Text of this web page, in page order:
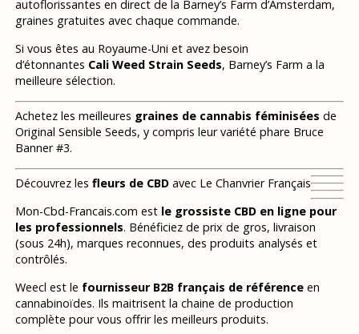
autoflorissantes en direct de la Barney’s Farm d’Amsterdam,
graines gratuites avec chaque commande.
Si vous êtes au Royaume-Uni et avez besoin
d’étonnantes Cali Weed Strain Seeds, Barney’s Farm a la
meilleure sélection.
Achetez les meilleures graines de cannabis féminisées de
Original Sensible Seeds, y compris leur variété phare Bruce
Banner #3.
Découvrez les fleurs de CBDavec Le Chanvrier Français
Mon-Cbd-Francais.com est le grossiste CBD en ligne pour
les professionnels. Bénéficiez de prix de gros, livraison
(sous 24h), marques reconnues, des produits analysés et
contrôlés.
Weecl est le fournisseur B2B français de référenceen
cannabinoïdes. Ils maitrisent la chaine de production
complète pour vous offrir les meilleurs produits.